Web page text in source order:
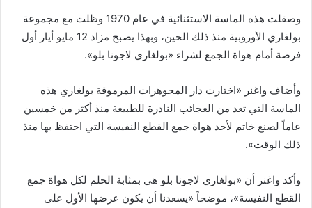
وصقلت هذه الماسة الاستثنائية في عام 1970 وظلت مع مجموعة
بولغاري الأوروبية منذ ذلك الحين، وبهذا يصبح مزاد 12 مايو أيار أول
فرصة أمام هواة الجمع لشراء «بولغاري لاجونا بلو».
وأضاف واغنر «اختارت دار المجوهرات المرموقة بولغاري هذه
الماسة التي تعد من العجائب النادرة للطبيعة منذ أكثر من خمسين
عاماً لصنع خاتم لأحد هواة جمع القطع النفيسة التي احتفظ بها منذ
ذلك الوقت».
وأكد واغنر أن «بولغاري لاجونا بلو هي بمثابة الحلم لكل هواة جمع
القطع النفيسة»، موضحاً «يسعدنا أن يكون عرضها الأول على